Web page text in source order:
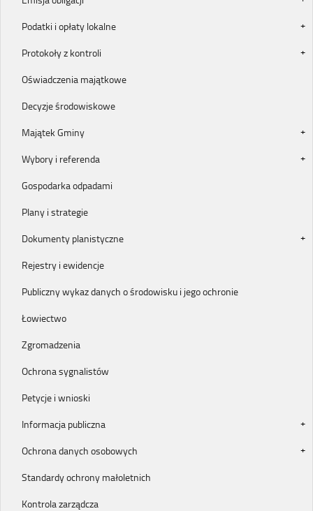
Podatki i opłaty lokalne
Protokoły z kontroli
Oświadczenia majątkowe
Decyzje środowiskowe
Majątek Gminy
Wybory i referenda
Gospodarka odpadami
Plany i strategie
Dokumenty planistyczne
Rejestry i ewidencje
Publiczny wykaz danych o środowisku i jego ochronie
Łowiectwo
Zgromadzenia
Ochrona sygnalistów
Petycje i wnioski
Informacja publiczna
Ochrona danych osobowych
Standardy ochrony małoletnich
Kontrola zarządcza